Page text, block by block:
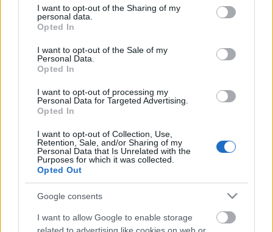
not limited to your visit or usage behaviour. You may click to
grant or deny consent to Google and its third-party tags to
use your data for below specified purposes in below Google
consent section.
I want to opt-out of the Sharing of my
personal data.
Opted In
I want to opt-out of the Sale of my
Personal Data.
Opted In
I want to opt-out of processing my
Personal Data for Targeted Advertising.
Opted In
I want to opt-out of Collection, Use,
Retention, Sale, and/or Sharing of my
Personal Data that Is Unrelated with the
Purposes for which it was collected.
Opted Out
Google consents
I want to allow Google to enable storage
WSP Consulting Nonprofit Kft. - Könyvelő és
adótanácsadó iroda
https://www.nemetbiztositas.hu/
Címkék:adó lexikon adóalap Werbungskosten
Ajánlott bejegyzések:
Türingia nevezetes városai Erfurt,
Weimar és Rudolstadt